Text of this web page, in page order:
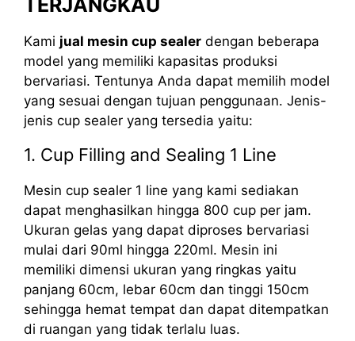
Kami jual mesin cup sealer dengan beberapa
model yang memiliki kapasitas produksi
bervariasi. Tentunya Anda dapat memilih model
yang sesuai dengan tujuan penggunaan. Jenis-
jenis cup sealer yang tersedia yaitu:
1. Cup Filling and Sealing 1 Line
Mesin cup sealer 1 line yang kami sediakan
dapat menghasilkan hingga 800 cup per jam.
Ukuran gelas yang dapat diproses bervariasi
mulai dari 90ml hingga 220ml. Mesin ini
memiliki dimensi ukuran yang ringkas yaitu
panjang 60cm, lebar 60cm dan tinggi 150cm
sehingga hemat tempat dan dapat ditempatkan
di ruangan yang tidak terlalu luas.